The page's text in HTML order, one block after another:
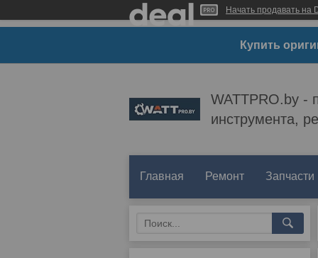
Начать продавать на
Купить
WATTPRO.by -
инструмента,
Главная Ремонт Запчасти